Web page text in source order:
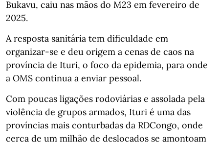
Bukavu, caiu nas mãos do M23 em fevereiro de
2025.
A resposta sanitária tem dificuldade em
organizar-se e deu origem a cenas de caos na
província de Ituri, o foco da epidemia, para onde
a OMS continua a enviar pessoal.
Com poucas ligações rodoviárias e assolada pela
violência de grupos armados, Ituri é uma das
províncias mais conturbadas da RDCongo, onde
cerca de um milhão de deslocados se amontoam